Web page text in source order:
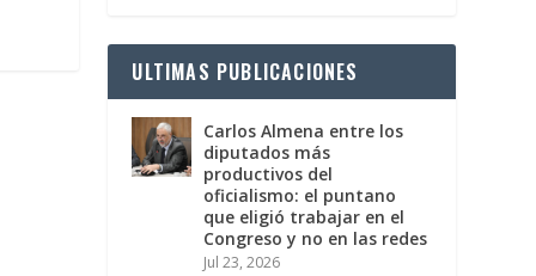
ULTIMAS PUBLICACIONES
Carlos Almena entre los
diputados más
productivos del
oficialismo: el puntano
que eligió trabajar en el
Congreso y no en las redes
Jul 23, 2026